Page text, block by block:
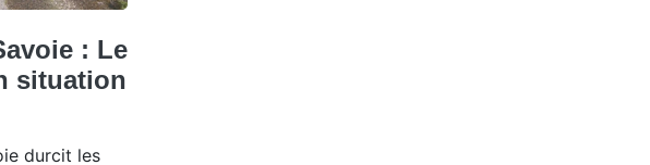
: Le
situation
durcit les